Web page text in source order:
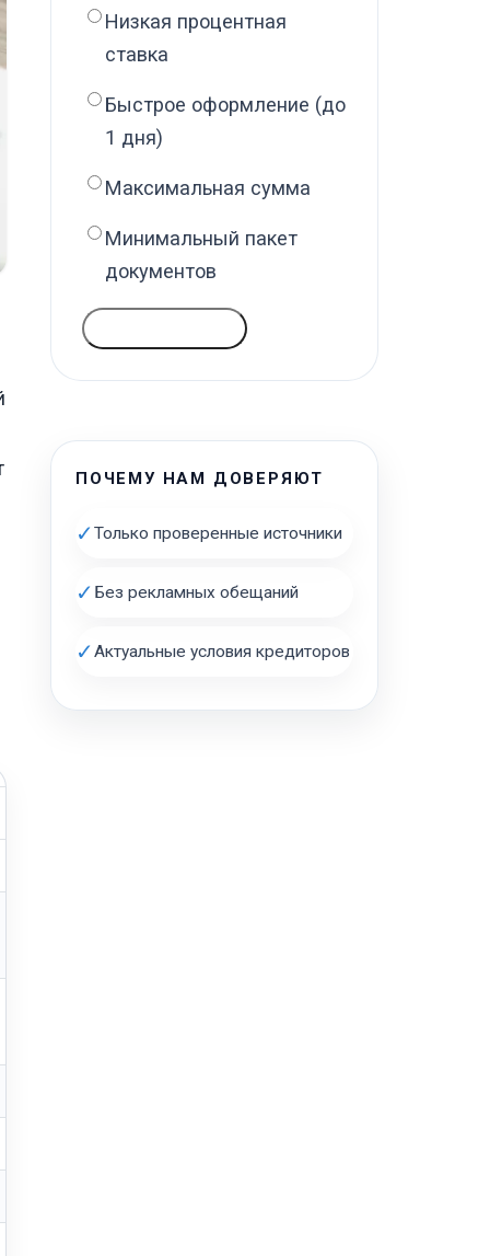
Низкая процентная
ставка
Быстрое оформление (до
1 дня)
Максимальная сумма
Минимальный пакет
документов
ПОЧЕМУ НАМ ДОВЕРЯЮТ
✓Только проверенные источники
✓ Без рекламных обещаний
✓Актуальные условия кредиторов